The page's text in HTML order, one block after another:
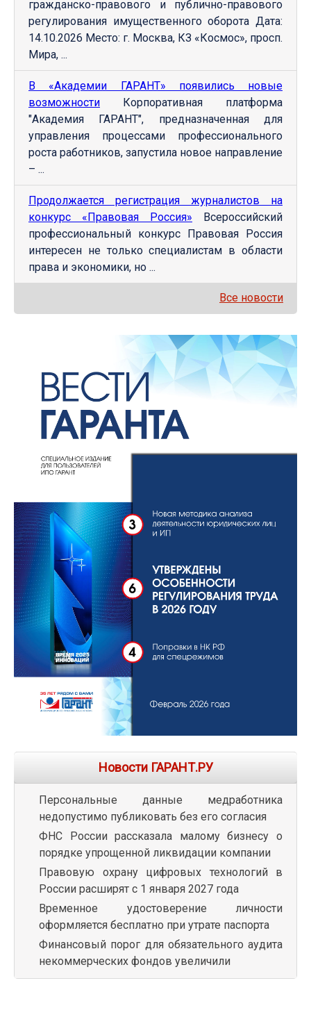
гражданско-правового и публично-правового
регулирования имущественного оборота Дата:
14.10.2026 Место: г. Москва, КЗ «Космос», просп.
Мира, ...
В «Академии ГАРАНТ» появились новые
возможности Корпоративная платформа
"Академия ГАРАНТ", предназначенная для
управления процессами профессионального
роста работников, запустила новое направление
– ...
Продолжается регистрация журналистов на
конкурс «Правовая Россия» Всероссийский
профессиональный конкурс Правовая Россия
интересен не только специалистам в области
права и экономики, но ...
Все новости
Новости ГАРАНТ.РУ
Персональные данные медработника
недопустимо публиковать без его согласия
ФНС России рассказала малому бизнесу о
порядке упрощенной ликвидации компании
Правовую охрану цифровых технологий в
России расширят с 1 января 2027 года
Временное удостоверение личности
оформляется бесплатно при утрате паспорта
Финансовый порог для обязательного аудита
некоммерческих фондов увеличили